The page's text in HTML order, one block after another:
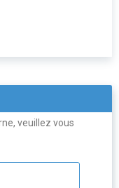
veuillez vous